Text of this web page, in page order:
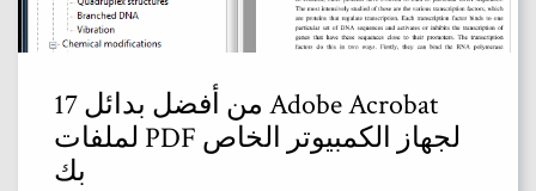
17 من أفضل بدائل Adobe Acrobat
لملفات PDF لجهاز الكمبيوتر الخاص
بك